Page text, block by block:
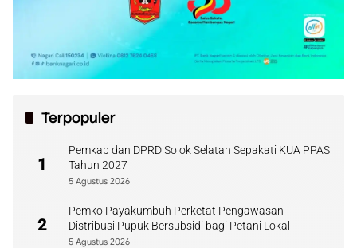
Terpopuler
1
Pemkab dan DPRD Solok Selatan Sepakati KUA PPAS
Tahun 2027
5 Agustus 2026
2
Pemko Payakumbuh Perketat Pengawasan
Distribusi Pupuk Bersubsidi bagi Petani Lokal
5 Agustus 2026